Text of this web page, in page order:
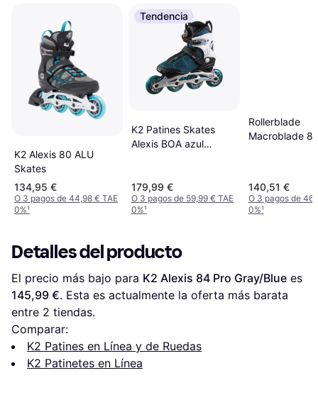
K2 Alexis 80 ALU
Skates
134,95 €
O 3 pagos de 44,98 € TAE
0%¹
Tendencia
K2 Patines Skates
Alexis BOA azul
179,99 €
O 3 pagos de 59,99 € TAE
0%¹
Rollerblade
Macroblade
140,51 €
O 3 pagos de
0%¹
Detalles del producto
El precio más bajo para K2 Alexis 84 Pro Gray/Blue
145,99 €. Esta es actualmente la oferta más barata
entre 2 tiendas.
Comparar:
K2 Patines en Línea y de Ruedas
K2 Patinetes en Línea